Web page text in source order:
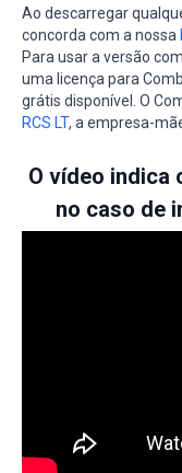
Ao descarregar
concorda com a nossa
Para usar a versão
uma licença para
grátis disponível. O
RCS LT, a empresa-
O vídeo indica
no caso de